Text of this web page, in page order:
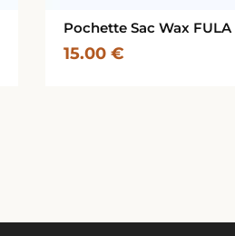
Pochette Sac Wax FULA
15.00 €